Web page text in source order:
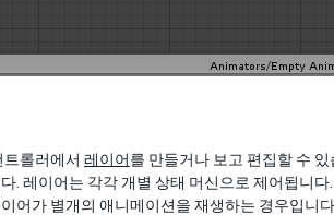
롤러에서 레이어를 만들거나 보고 편집할 수
. 레이어는 각각 개별 상태 머신으로 제어됩니
어가 별개의 애니메이션을 재생하는 경우입니다.